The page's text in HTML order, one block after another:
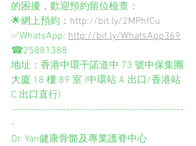
的困擾，歡迎預約留位檢查：
🌟網上預約： http://bit.ly/2MPhfCu
✅WhatsApp: http://bit.ly/WhatsApp369
☎25881388
地址：香港中環干諾道中 73 號中保集團
大廈 18 樓 89 室 (中環站 A 出口/香港站
C 出口直行)
-----------------------------------------------
-
Dr. Yan健康骨骼及專業護脊中心